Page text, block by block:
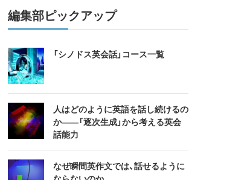
編集部ピックアップ
「シノドス英会話」コース一覧
人はどのように英語を話し続けるの
か――「逐次生成」から考える英会
話能力
なぜ瞬間英作文では、話せるように